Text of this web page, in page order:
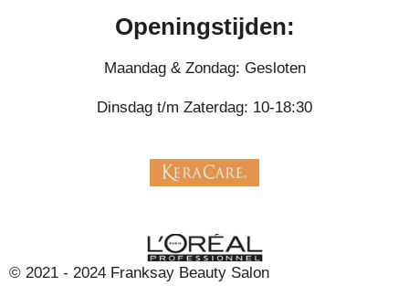
Openingstijden:
Maandag & Zondag: Gesloten
Dinsdag t/m Zaterdag: 10-18:30
© 2021 - 2024 Franksay Beauty Salon